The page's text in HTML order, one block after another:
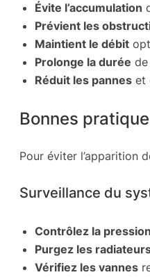
Évite l’accumulation
Prévient les
Maintient le débit
Prolonge la durée
Réduit les pannes et
Bonnes
Pour éviter l’apparition
Surveillance du
Contrôlez la pression
Purgez les
Vérifiez les vannes